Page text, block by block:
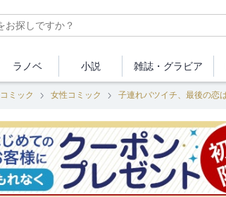
ラノベ 小説 雑誌・ グラビア
コミック 女性コミック 子連れバツイチ、最後の恋